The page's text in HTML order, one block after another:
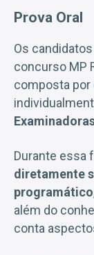
Prova Oral
Os
concurso MP
composta por
Durante essa
diretamente
programático
além do
conta